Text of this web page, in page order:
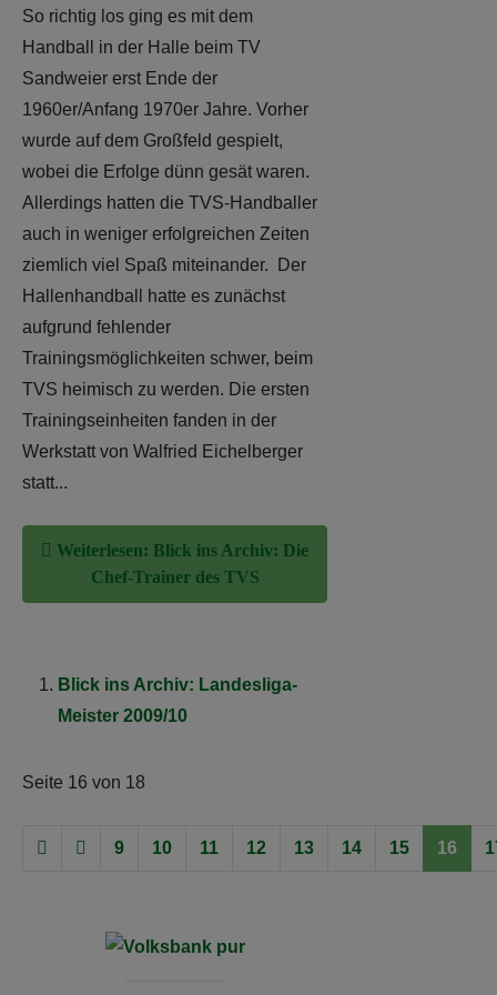
1960er/Anfang 1970er Jahre. Vorher
wurde auf dem Großfeld gespielt,
wobei die Erfolge dünn gesät waren.
Allerdings hatten die TVS-Handballer
auch in weniger erfolgreichen Zeiten
ziemlich viel Spaß miteinander. Der
Hallenhandball hatte es zunächst
aufgrund fehlender
Trainingsmöglichkeiten schwer, beim
TVS heimisch zu werden. Die ersten
Trainingseinheiten fanden in der
Werkstatt von Walfried Eichelberger
statt...
Weiterlesen: Blick ins Archiv: Die
Blick ins Archiv: Landesliga-
Seite 16 von 18